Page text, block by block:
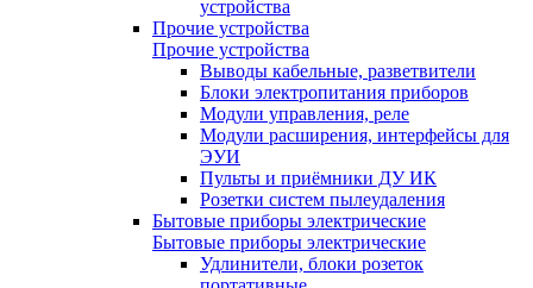
устройства
Прочие устройства
Прочие устройства
Выводы кабельные, разветвители
Блоки электропитания приборов
Модули управления, реле
Модули расширения, интерфейсы для
ЭУИ
Пульты и приёмники ДУ ИК
Розетки систем пылеудаления
Бытовые приборы электрические
Бытовые приборы электрические
Удлинители, блоки розеток